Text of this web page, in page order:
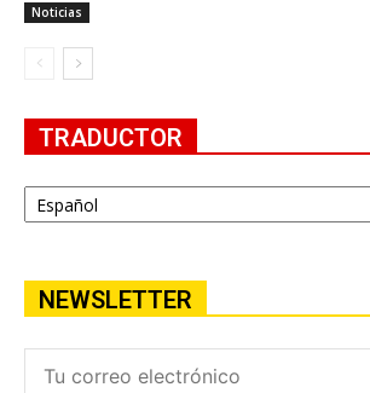
Noticias
TRADUCTOR
NEWSLETTER